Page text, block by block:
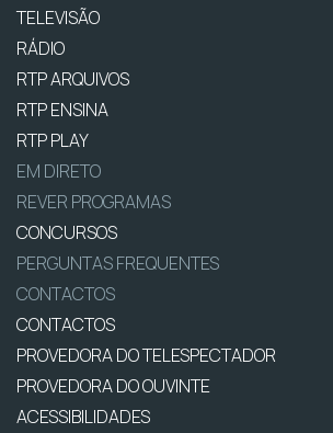
TELEVISÃO
RÁDIO
RTP ARQUIVOS
RTP ENSINA
RTP PLAY
EM DIRETO
REVER PROGRAMAS
CONCURSOS
PERGUNTAS FREQUENTES
CONTACTOS
CONTACTOS
PROVEDORA DO TELESPECTADOR
PROVEDORA DO OUVINTE
ACESSIBILIDADES